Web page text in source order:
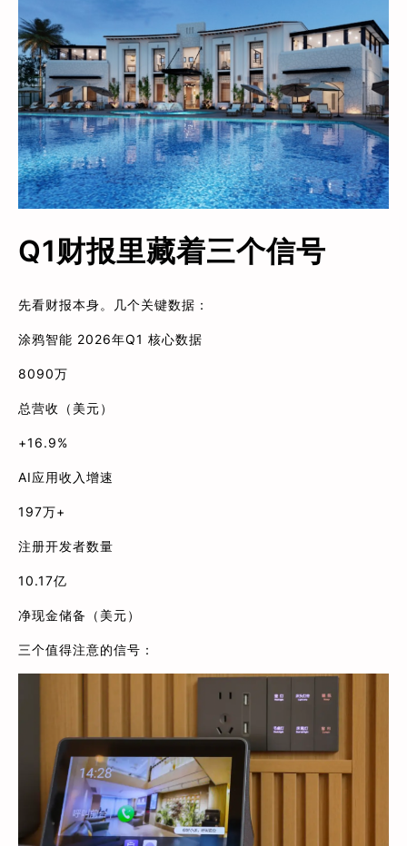
Q1财报里藏着三个信号
先看财报本身。几个关键数据：
涂鸦智能 2026年Q1 核心数据
8090万
总营收（美元）
+16.9%
AI应用收入增速
197万+
注册开发者数量
10.17亿
净现金储备（美元）
三个值得注意的信号：